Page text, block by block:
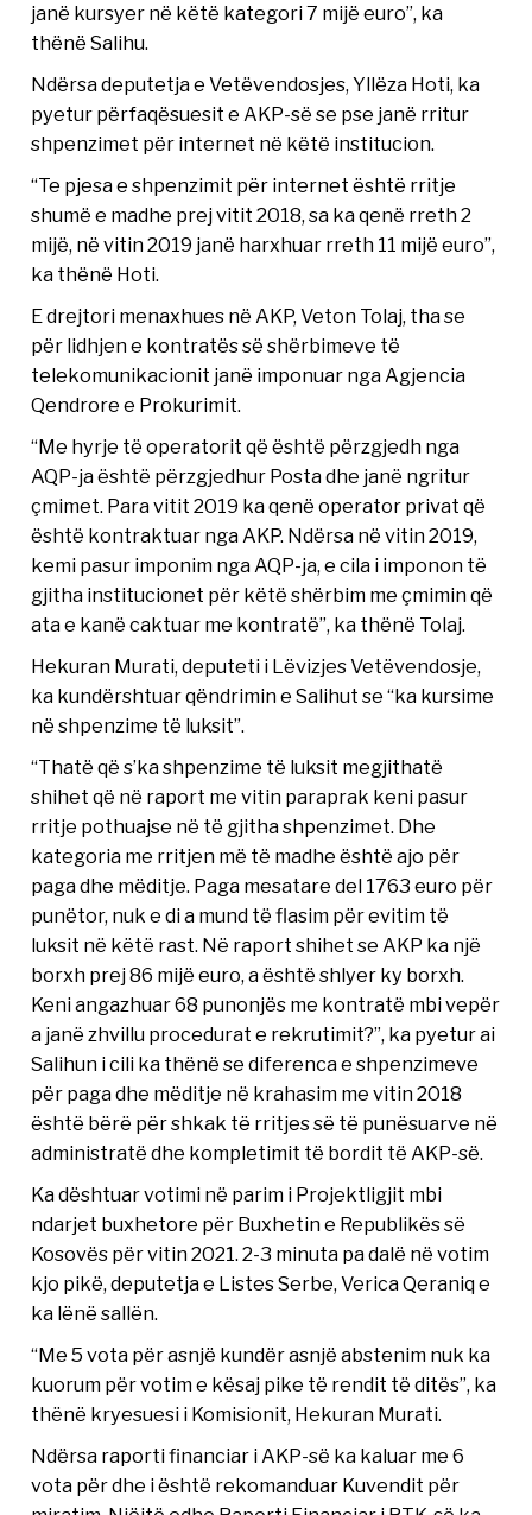
janë kursyer në këtë kategori 7 mijë euro”, ka
thënë Salihu.
Ndërsa deputetja e Vetëvendosjes, Yllëza Hoti, ka
pyetur përfaqësuesit e AKP-së se pse janë rritur
shpenzimet për internet në këtë institucion.
“Te pjesa e shpenzimit për internet është rritje
shumë e madhe prej vitit 2018, sa ka qenë rreth 2
mijë, në vitin 2019 janë harxhuar rreth 11 mijë euro”,
ka thënë Hoti.
E drejtori menaxhues në AKP, Veton Tolaj, tha se
për lidhjen e kontratës së shërbimeve të
telekomunikacionit janë imponuar nga Agjencia
Qendrore e Prokurimit.
“Me hyrje të operatorit që është përzgjedh nga
AQP-ja është përzgjedhur Posta dhe janë ngritur
çmimet. Para vitit 2019 ka qenë operator privat që
është kontraktuar nga AKP. Ndërsa në vitin 2019,
kemi pasur imponim nga AQP-ja, e cila i imponon të
gjitha institucionet për këtë shërbim me çmimin që
ata e kanë caktuar me kontratë”, ka thënë Tolaj.
Hekuran Murati, deputeti i Lëvizjes Vetëvendosje,
ka kundërshtuar qëndrimin e Salihut se “ka kursime
në shpenzime të luksit”.
“Thatë që s’ka shpenzime të luksit megjithatë
shihet që në raport me vitin paraprak keni pasur
rritje pothuajse në të gjitha shpenzimet. Dhe
kategoria me rritjen më të madhe është ajo për
paga dhe mëditje. Paga mesatare del 1763 euro për
punëtor, nuk e di a mund të flasim për evitim të
luksit në këtë rast. Në raport shihet se AKP ka një
borxh prej 86 mijë euro, a është shlyer ky borxh.
Keni angazhuar 68 punonjës me kontratë mbi vepër
a janë zhvillu procedurat e rekrutimit?”, ka pyetur ai
Salihun i cili ka thënë se diferenca e shpenzimeve
për paga dhe mëditje në krahasim me vitin 2018
është bërë për shkak të rritjes së të punësuarve në
administratë dhe kompletimit të bordit të AKP-së.
Ka dështuar votimi në parim i Projektligjit mbi
ndarjet buxhetore për Buxhetin e Republikës së
Kosovës për vitin 2021. 2-3 minuta pa dalë në votim
kjo pikë, deputetja e Listes Serbe, Verica Qeraniq e
ka lënë sallën.
“Me 5 vota për asnjë kundër asnjë abstenim nuk ka
kuorum për votim e kësaj pike të rendit të ditës”, ka
thënë kryesuesi i Komisionit, Hekuran Murati.
Ndërsa raporti financiar i AKP-së ka kaluar me 6
vota për dhe i është rekomanduar Kuvendit për